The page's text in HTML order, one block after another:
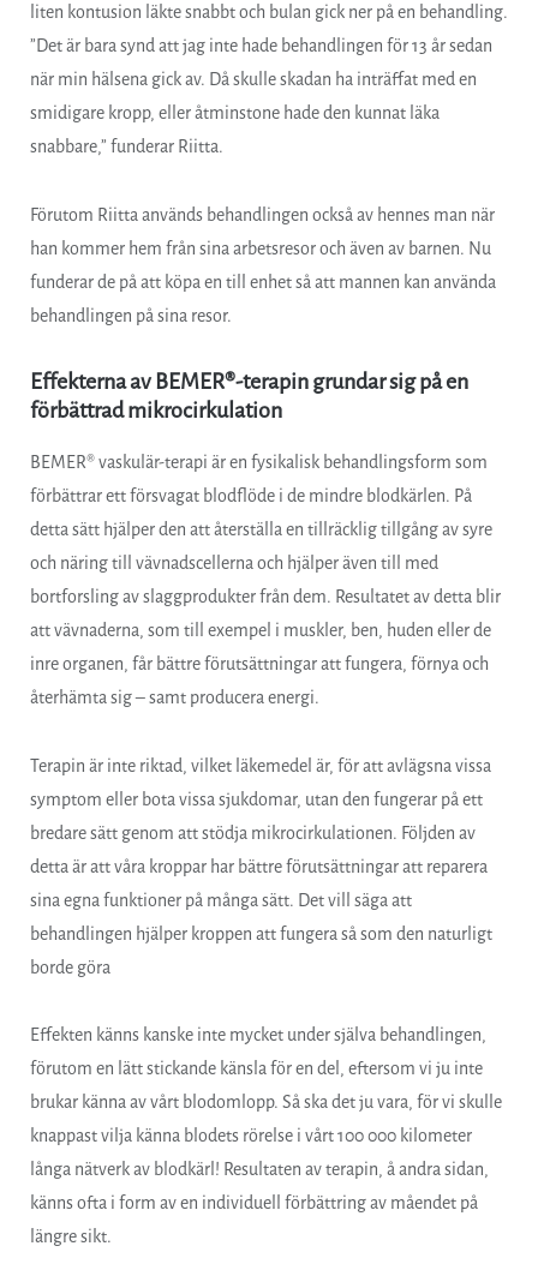
liten kontusion läkte snabbt och bulan gick ner på en behandling.
”Det är bara synd att jag inte hade behandlingen för 13 år sedan
när min hälsena gick av. Då skulle skadan ha inträffat med en
smidigare kropp, eller åtminstone hade den kunnat läka
snabbare,” funderar Riitta.
Förutom Riitta används behandlingen också av hennes man när
han kommer hem från sina arbetsresor och även av barnen. Nu
funderar de på att köpa en till enhet så att mannen kan använda
behandlingen på sina resor.
Effekterna av BEMER®-terapin grundar sig på en
förbättrad mikrocirkulation
BEMER® vaskulär-terapi är en fysikalisk behandlingsform som
förbättrar ett försvagat blodflöde i de mindre blodkärlen. På
detta sätt hjälper den att återställa en tillräcklig tillgång av syre
och näring till vävnadscellerna och hjälper även till med
bortforsling av slaggprodukter från dem. Resultatet av detta blir
att vävnaderna, som till exempel i muskler, ben, huden eller de
inre organen, får bättre förutsättningar att fungera, förnya och
återhämta sig – samt producera energi.
Terapin är inte riktad, vilket läkemedel är, för att avlägsna vissa
symptom eller bota vissa sjukdomar, utan den fungerar på ett
bredare sätt genom att stödja mikrocirkulationen. Följden av
detta är att våra kroppar har bättre förutsättningar att reparera
sina egna funktioner på många sätt. Det vill säga att
behandlingen hjälper kroppen att fungera så som den naturligt
borde göra
Effekten känns kanske inte mycket under själva behandlingen,
förutom en lätt stickande känsla för en del, eftersom vi ju inte
brukar känna av vårt blodomlopp. Så ska det ju vara, för vi skulle
knappast vilja känna blodets rörelse i vårt 100 000 kilometer
långa nätverk av blodkärl! Resultaten av terapin, å andra sidan,
känns ofta i form av en individuell förbättring av måendet på
längre sikt.